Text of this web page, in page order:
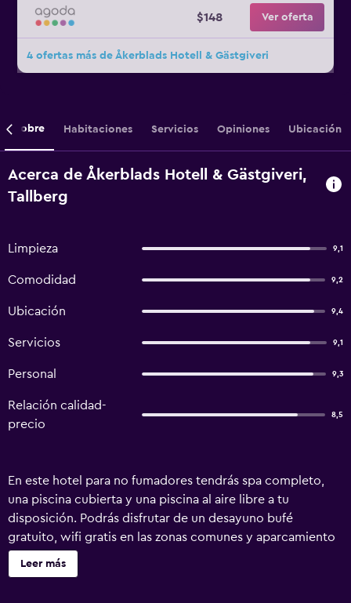
$148 Ver oferta
4 ofertas más de Åkerblads Hotell & Gästgiveri
Sobre Habitaciones Servicios Opiniones Ubicación
Acerca de Åkerblads Hotell & Gästgiveri,
Tallberg
Limpieza 9,1
Comodidad 9,2
Ubicación 9,4
Servicios 9,1
Personal 9,3
Relación calidad-
precio
8,5
En este hotel para no fumadores tendrás spa completo,
una piscina cubierta y una piscina al aire libre a tu
disposición. Podrás disfrutar de un desayuno bufé
gratuito, wifi gratis en las zonas comunes y aparcamiento
gratuito. Otras instalaciones incluyen un restaurante, un
centro de bienestar y un bar o lounge. Åkerblads
Leer más